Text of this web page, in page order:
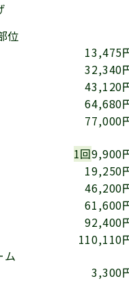
位
13,475
32,340
43,120
64,680
77,000
1回9,900
19,250
46,200
61,600
92,400
110,110
ム
3,300